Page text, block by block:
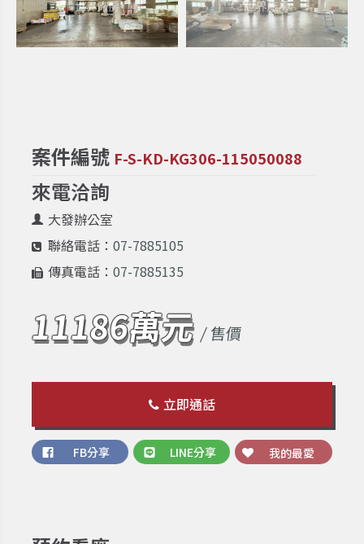
案件編號 F-S-KD-KG306-115050088
來電洽詢
大發辦公室
聯絡電話： 07-7885105
傳真電話： 07-7885135
11186萬元/ 售價
立即通話
FB分享 LINE分享 我的最愛